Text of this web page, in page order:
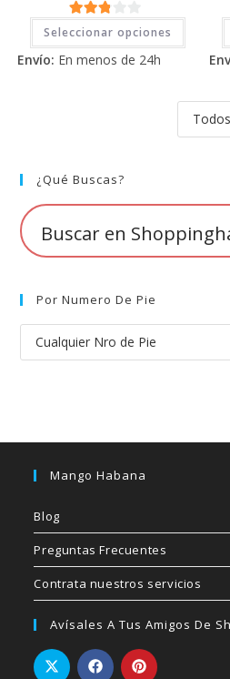
2.71
de 5
Seleccionar opciones
Este
tiene
se
pueden
elegir
Envío: En menos de 24h
¿Qué Buscas?
Por Numero De Pie
Mango Habana
Blog
Preguntas Frecuentes
Contrata nuestros servicios
Avísales A Tus Amigos De